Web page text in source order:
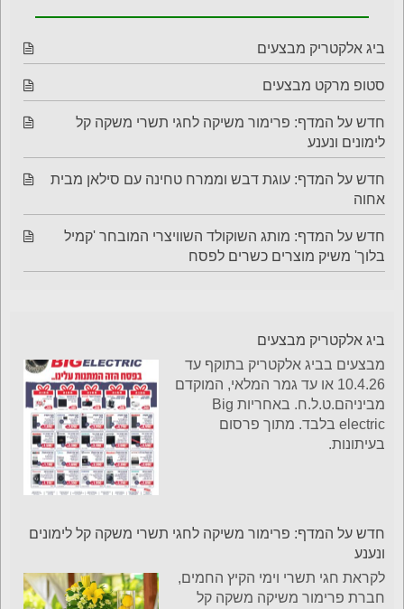
ביג אלקטריק מבצעים
סטופ מרקט מבצעים
חדש על המדף: פרימור משיקה לחגי תשרי משקה קל
לימונים ונענע
חדש על המדף: עוגת דבש וממרח טחינה עם סילאן מבית
אחוה
חדש על המדף: מותג השוקולד השוויצרי המובחר 'קמיל
בלוך' משיק מוצרים כשרים לפסח
ביג אלקטריק מבצעים
מבצעים בביג אלקטריק בתוקף עד
10.4.26 או עד גמר המלאי, המוקדם
מביניהם.ט.ל.ח. באחריות Big
electric בלבד. מתוך פרסום
בעיתונות.
חדש על המדף: פרימור משיקה לחגי תשרי משקה קל לימונים
ונענע
לקראת חגי תשרי וימי הקיץ החמים,
חברת פרימור משיקה משקה קל